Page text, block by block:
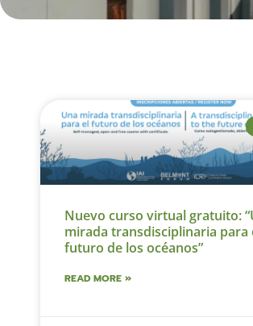
Nuevo curso virtual gratuito:
mirada transdisciplinaria para
futuro de los océanos”
READ MORE »